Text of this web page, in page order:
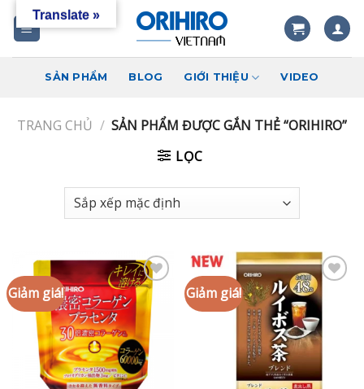
SẢN PHẨM BLOG GIỚI THIỆU VIDEO
TRANG CHỦ / SẢN PHẨM ĐƯỢC GẮN THẺ “ORIHIRO”
LỌC
Giảm giá!
Add to
wishlist
Giảm giá!
Add to
wishlist
Translate »